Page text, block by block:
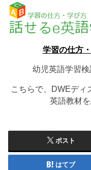
学習の仕方
幼児英語学習
こちらで、DWEディ
英語教材
ポスト
はてブ